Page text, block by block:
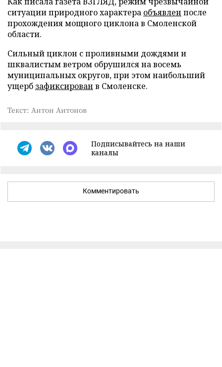
ситуации природного характера объявлен после
прохождения мощного циклона в Смоленской
области.
Сильный циклон с проливными дождями и
шквалистым ветром обрушился на восемь
муниципальных округов, при этом наибольший
ущерб зафиксирован в Смоленске.
Текст: Антон Антонов
Подписывайтесь на наши
каналы
Комментировать